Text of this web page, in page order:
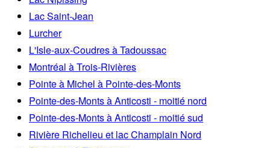
Lac Saint-Jean
Lurcher
L'Isle-aux-Coudres à Tadoussac
Montréal à Trois-Rivières
Pointe à Michel à Pointe-des-Monts
Pointe-des-Monts à Anticosti - moitié nord
Pointe-des-Monts à Anticosti - moitié sud
Rivière Richelieu et lac Champlain Nord